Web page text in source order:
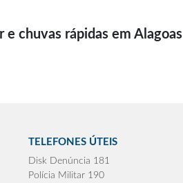
e chuvas rápidas em Alagoas
TELEFONES ÚTEIS
Disk Denúncia 181
Polícia Militar 190